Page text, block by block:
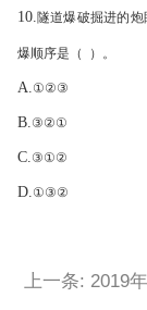
10. 隧道爆破掘进的
爆顺序是（ ）。
A. ①②③
B. ③②①
C. ③①②
D. ①③②